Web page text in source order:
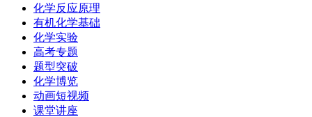
化学反应原理
有机化学基础
化学实验
高考专题
题型突破
化学博览
动画短视频
课堂讲座